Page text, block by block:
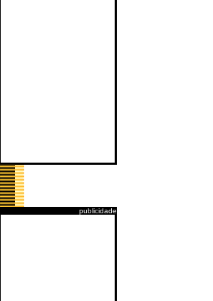
publicidade